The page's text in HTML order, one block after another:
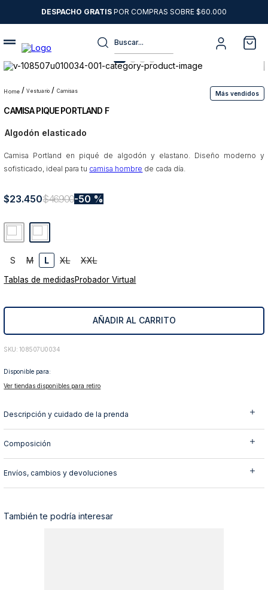
DESPACHO GRATIS POR COMPRAS SOBRE $60.000
Buscar...
vestuario camisas Más vendidos
CAMISA PIQUE PORTLAND F
Algodón elasticado
Camisa Portland en piqué de algodón y elastano. Diseño moderno y
sofisticado, ideal para tu camisa hombre de cada día.
$23.450$46.900 50 %
S M L XL XXL
Tablas de medidasProbador Virtual
AÑADIR AL CARRITO
: 108507U0034
Disponible para:
Ver tiendas disponibles para retiro
Descripción y cuidado de la prenda
Composición
Envíos, cambios y devoluciones
También te podría interesar
1.
sweater
2.
chaquetas
3.
camisas
4.
pantalon
6.
jeans
8.
blazer
9
poleron
10. abrigo